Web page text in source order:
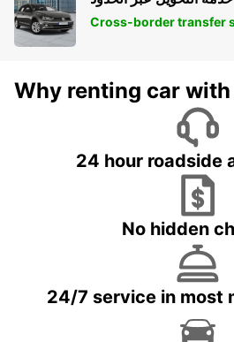
Cross-border transfer
Why renting car with
24 hour roadside
No hidden
24/7 service in most